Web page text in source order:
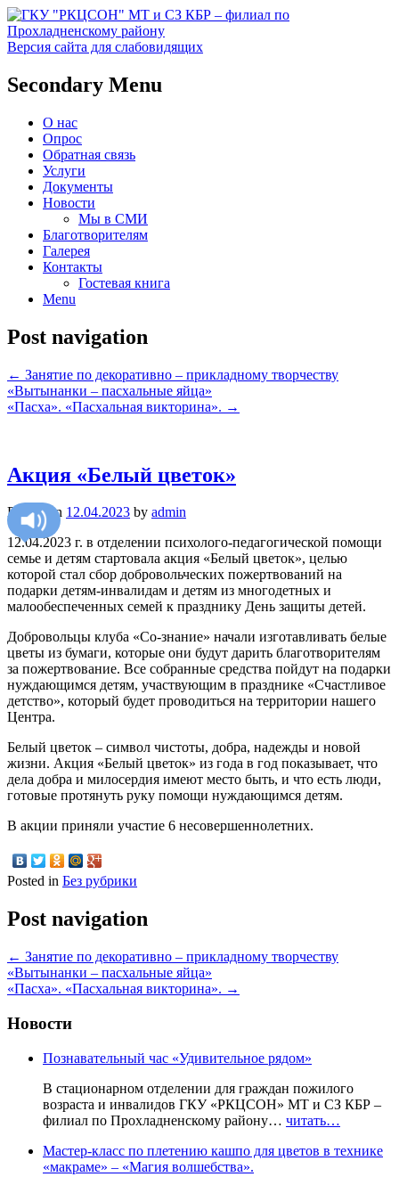
ГКУ "РКЦСОН" МТ и СЗ
КБР – филиал по
Прохладненскому району
Прохладненском районе
Версия сайта для слабовидящих
Secondary Menu
О нас
Опрос
Обратная связь
Услуги
Документы
Новости
Мы в СМИ
Благотворителям
Галерея
Контакты
Гостевая книга
Menu
Post navigation
← Занятие по декоративно – прикладному творчеству
«Вытынанки – пасхальные яйца»
«Пасха». «Пасхальная викторина». →
Акция «Белый цветок»
Posted on 12.04.2023 by admin
12.04.2023 г. в отделении психолого-педагогической помощи
семье и детям стартовала акция «Белый цветок», целью
которой стал сбор добровольческих пожертвований на
подарки детям-инвалидам и детям из многодетных и
малообеспеченных семей к празднику День защиты детей.
Добровольцы клуба «Со-знание» начали изготавливать белые
цветы из бумаги, которые они будут дарить благотворителям
за пожертвование. Все собранные средства пойдут на подарки
нуждающимся детям, участвующим в празднике «Счастливое
детство», который будет проводиться на территории нашего
Центра.
Белый цветок – символ чистоты, добра, надежды и новой
жизни. Акция «Белый цветок» из года в год показывает, что
дела добра и милосердия имеют место быть, и что есть люди,
готовые протянуть руку помощи нуждающимся детям.
В акции приняли участие 6 несовершеннолетних.
Posted in Без рубрики
Post navigation
← Занятие по декоративно – прикладному творчеству
«Вытынанки – пасхальные яйца»
«Пасха». «Пасхальная викторина». →
Новости
Познавательный час «Удивительное рядом»
В стационарном отделении для граждан пожилого
возраста и инвалидов ГКУ «РКЦСОН» МТ и СЗ КБР –
филиал по Прохладненскому району… читать…
Мастер-класс по плетению кашпо для цветов в технике
«макраме» – «Магия волшебства».